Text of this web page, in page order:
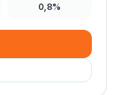
0,8%